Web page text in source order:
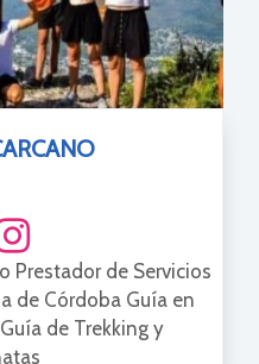
Prestador de Servicios
de Córdoba Guía en
de Trekking y